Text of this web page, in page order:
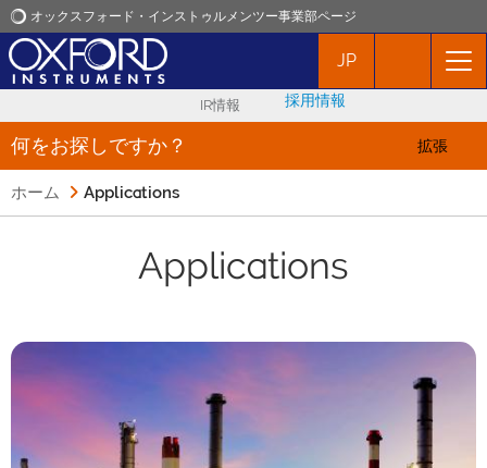
オックスフォード・インストゥルメンツー事業部ページ
オックスフォード・インストゥルメンツ
アプリケーション
ニュース
お問い合わせ
JP
IR情報 採用情報
何をお探しですか？ 拡張
ホーム Applications
Applications